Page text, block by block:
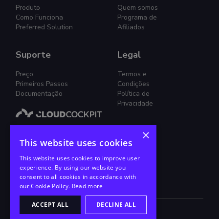
Gestão Smplificada de Nuvem.
Junte-se a nós nessa jornada!
Produto
Como Funciona
Preferred Solution
Quem somos
Programa de
Afiliados
Suporte
Preço
Primeiros Passos
Documentação
Legal
Termos e
Condições
Política de
Privacidade
×
This website uses cookies
This website uses cookies to improve user
experience. By using our website you
consent to all cookies in accordance with
our Cookie Policy. Read more
ACCEPT ALL DECLINE ALL